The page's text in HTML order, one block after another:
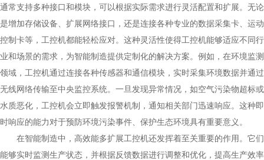
通常支持多种接口和模块，可以根据实际需求进行灵活配置和扩展。无论
是增加存储设备、扩展网络接口，还是连接各种专业的数据采集卡、运动
控制卡等，工控机都能轻松应对。这种灵活性使得工控机能够适应不同行
业和场景的需求，为智能制造提供定制化的解决方案。例如，在环境监测
领域，工控机通过连接各种传感器和通信模块，实时采集环境数据并通过
无线网络传输至中央监控系统。一旦发现异常情况，如空气污染物超标或
水质恶化，工控机会立即触发报警机制，通知相关部门迅速响应。这种即
时响应的能力对于预防环境污染事件、保护生态环境具有重要意义。
在智能制造中，高效能多扩展工控机还发挥着至关重要的作用。它们
能够实时监测生产状态，并根据反馈数据进行调整和优化，提高生产效率